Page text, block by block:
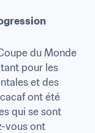
du Monde
pour les
et des
ont été
qui se sont
vous ont